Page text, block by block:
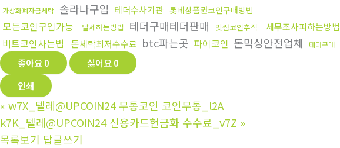
가상화폐자금세탁 솔라나구입 테더수사기관 롯데상품권코인구매방법
모든코인구입가능 탈세하는방법 테더구매테더판매 빗썸코인추적 세무조사피하는방법
비트코인사는법 돈세탁최저수수료 btc파는곳 파이코인 돈믹싱안전업체 테더구매
좋아요0 싫어요0
인쇄
« w7X_텔레@UPCOIN24 무통코인 코인무통_l2A
k7K_텔레@UPCOIN24 신용카드현금화 수수료_v7Z »
목록보기 답글쓰기